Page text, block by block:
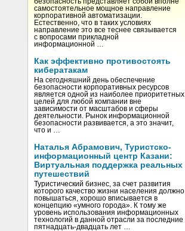
самостоятельное мощное направление
корпоративной автоматизации.
Естественно, что в таких условиях
направление это все теснее связывается
с вопросами прикладной
информационной …
Как эффективно противостоять
кибератакам
На сегодняшний день обеспечение
безопасности корпоративных ресурсов
является одной из наиболее приоритетных
целей для любой компании вне
зависимости от масштабов и сферы
деятельности. Рынок информационной
безопасности развивается, а это значит,
что и …
Наталья Абрамович, Туристско-
информационный центр Казани:
Виртуальная поддержка реальных
путешествий
Туристический бизнес, за счет развития
которого качество жизни населения должно
повышаться, хорошо вписывается в
концепцию «умного города». К тому же
уровень использования информационных
технологий в данной отрасли за последние
пятнадцать-двадцать лет …